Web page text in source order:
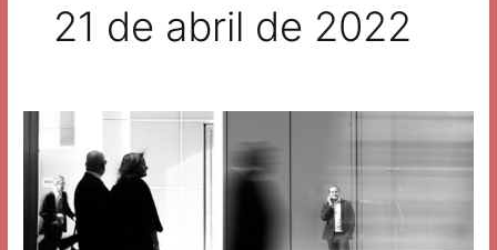
21 de abril de 2022
GOVERNANÇA
ADMINISTRAÇÃO
DOS